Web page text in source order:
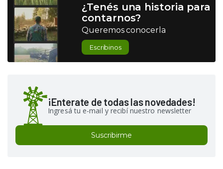
¿Tenés una historia para
contarnos?
Queremos conocerla
Escribinos
¡Enterate de todas las novedades!
Ingresá tu e-mail y recibí nuestro newsletter
Suscribirme